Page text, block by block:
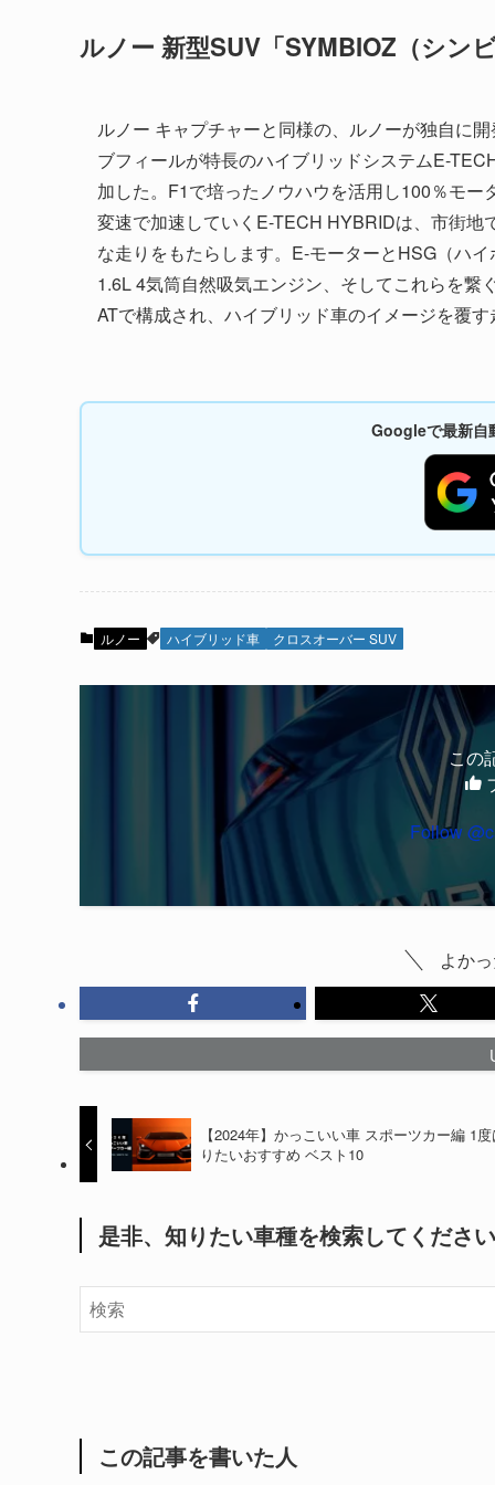
ルノー 新型SUV「SYMBIOZ（シン
ルノー キャプチャーと同様の、ルノーが独自に
ブフィールが特長のハイブリッドシステムE-
加した。F1で培ったノウハウを活用し100％モ
変速で加速していくE-TECH HYBRIDは、市街
な走りをもたらします。E-モーターとHSG（ハ
1.6L 4気筒自然吸気エンジン、そしてこれらを
ATで構成され、ハイブリッド車のイメージを覆
Googleで最新自
ルノー ハイブリッド車 クロスオーバー SUV
この
Follow
よか
【2024年】かっこいい車 スポーツカー編 1
りたいおすすめ ベスト10
是非、知りたい車種を検索してください
この記事を書いた人